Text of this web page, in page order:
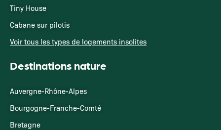
Tiny House
Cabane sur pilotis
Voir tous les types de logements insolites
Destinations nature
Auvergne-Rhône-Alpes
Bourgogne-Franche-Comté
Bretagne